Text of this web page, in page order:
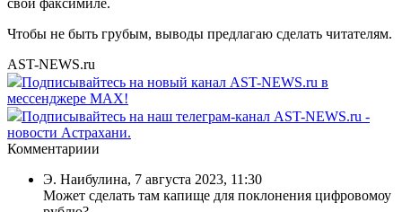
Чтобы не быть грубым, выводы предлагаю сделать читателям.
AST-NEWS.ru
Подписывайтесь на новый канал AST-NEWS.ru в
мессенджере MAX!
Подписывайтесь на наш телеграм-канал AST-NEWS.ru -
новости Астрахани.
Комментариии
Э. Наибулина, 7 августа 2023, 11:30
Может сделать там капище для поклонения цифровомоу